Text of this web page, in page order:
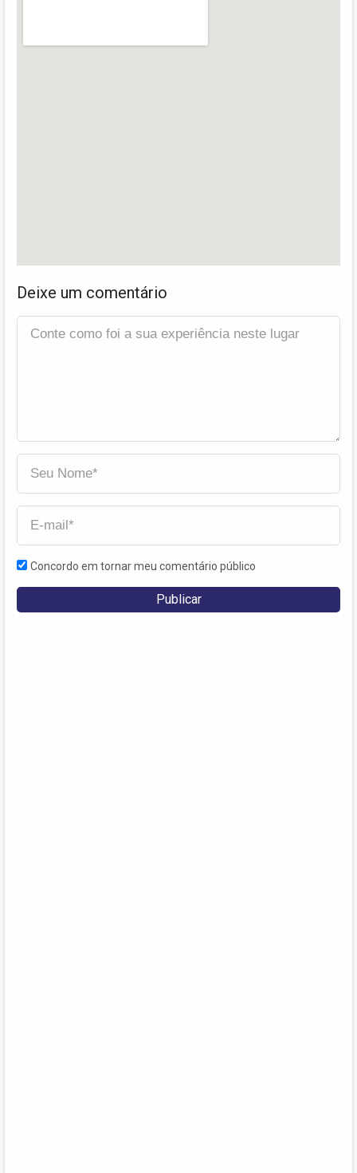
Deixe um comentário
Concordo em tornar meu comentário público